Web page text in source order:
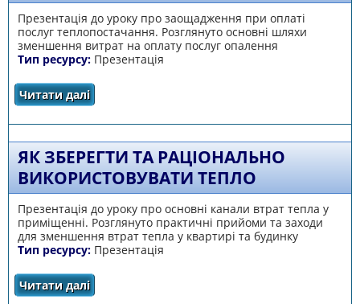
Презентація до уроку про заощадження при оплаті
послуг теплопостачання. Розглянуто основні шляхи
зменшення витрат на оплату послуг опалення
Тип ресурсу: Презентація
Читати далі
ЯК ЗБЕРЕГТИ ТА РАЦІОНАЛЬНО
ВИКОРИСТОВУВАТИ ТЕПЛО
Презентація до уроку про основні канали втрат тепла у
приміщенні. Розглянуто практичні прийоми та заходи
для зменшення втрат тепла у квартирі та будинку
Тип ресурсу: Презентація
Читати далі